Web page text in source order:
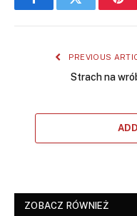
FacebookTwitter
PREVIOUS
Strach na
ZOBACZ RÓWNIEŻ